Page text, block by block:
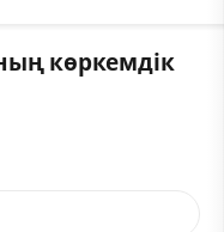
көркемдік